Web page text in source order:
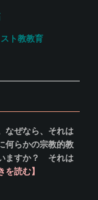
ト教教育
なぜなら、それは
何らかの宗教的教
ますか？ それは
を読む】